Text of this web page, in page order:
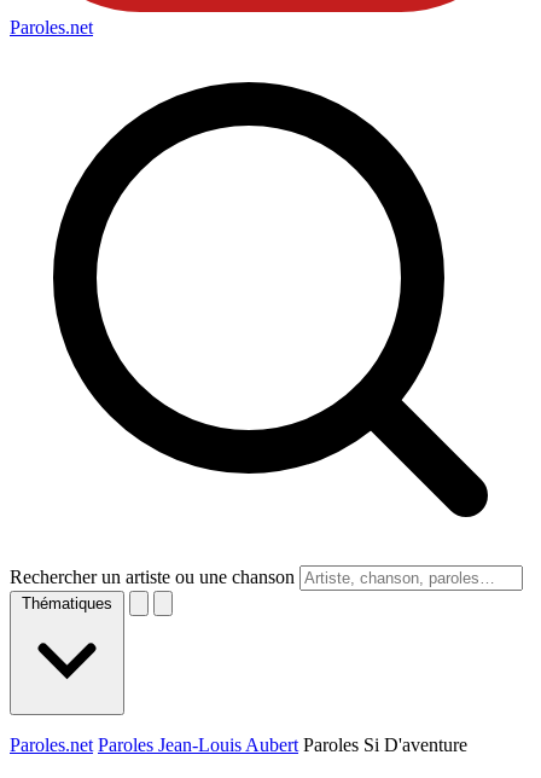
Paroles.net
Rechercher un artiste ou une chanson
Thématiques
Paroles.net Paroles Jean-Louis Aubert Paroles Si D'aventure